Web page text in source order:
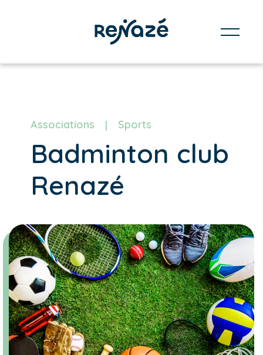
Associations Sports
Badminton club
Renazé